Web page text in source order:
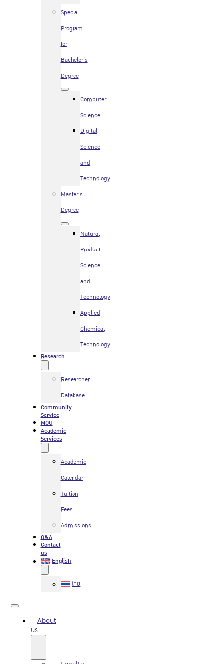
Special
Program
for
Bachelor’s
Degree
Computer
Science
Digital
Science
and
Technology
Master’s
Degree
Natural
Product
Science
and
Technology
Applied
Chemical
Technology
Research
Researcher
Database
Community
Service
MOU
Academic
Services
Academic
Calendar
Tuition
Fees
Admissions
Q&A
Contact
us
English
ไทย
About
us